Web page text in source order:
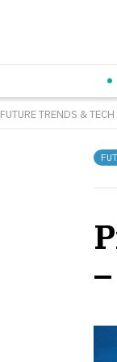
FUTURE TRENDS & TECH